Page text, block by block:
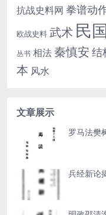
抗战史料网 拳谱动
欧战史料 武术 民国
丛书 相法 秦慎安 结
本 风水
文章展示
罗马法樊
兵经新论